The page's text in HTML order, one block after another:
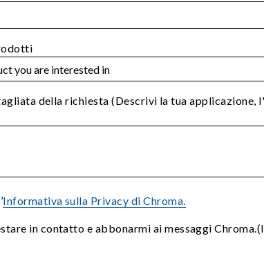
della richiesta (Descrivi la tua
Informativa sulla Privacy di Chroma.
in contatto e abbonarmi ai messaggi